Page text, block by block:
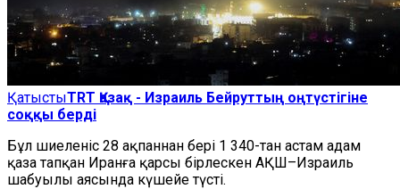
ҚатыстыTRT Қазақ - Израиль Бейруттың оңтүстігіне
соққы берді
Бұл шиеленіс 28 ақпаннан бері 1 340-тан астам адам
қаза тапқан Иранға қарсы бірлескен АҚШ–Израиль
шабуылы аясында күшейе түсті.